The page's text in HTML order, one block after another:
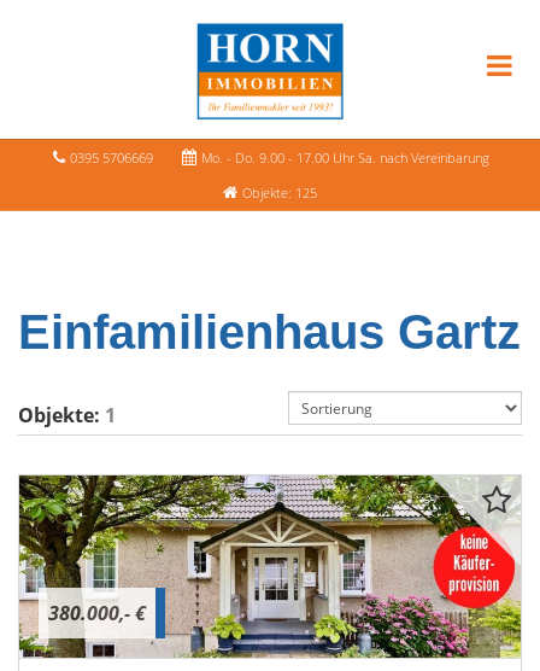
0395 5706669
Mo. - Do. 9.00 - 17.00 Uhr Sa. nach Vereinbarung
Objekte: 125
Einfamilienhaus Gartz
Objekte: 1
380.000,- €